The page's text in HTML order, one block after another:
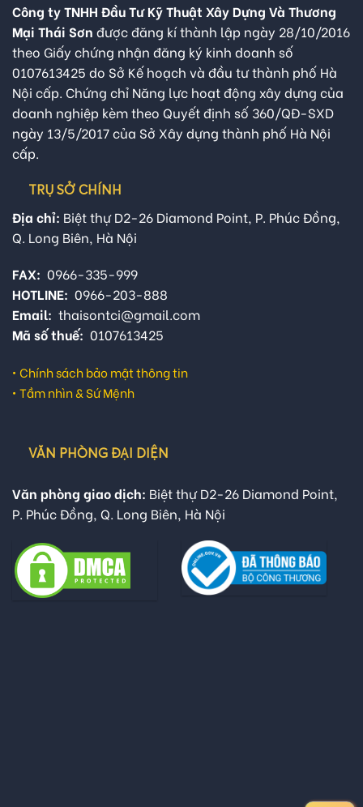
Công ty TNHH Đầu Tư Kỹ Thuật Xây Dựng Và Thương
Mại Thái Sơn được đăng kí thành lập ngày 28/10/2016
theo Giấy chứng nhận đăng ký kinh doanh số
0107613425 do Sở Kế hoạch và đầu tư thành phố Hà
Nội cấp. Chứng chỉ Năng lực hoạt động xây dựng của
doanh nghiệp kèm theo Quyết định số 360/QĐ-SXD
ngày 13/5/2017 của Sở Xây dựng thành phố Hà Nội
cấp.
TRỤ SỞ CHÍNH
Địa chỉ: Biệt thự D2-26 Diamond Point, P. Phúc Đồng,
Q. Long Biên, Hà Nội
FAX: 0966-335-999
HOTLINE: 0966-203-888
Email: thaisontci@gmail.com
Mã số thuế: 0107613425
• Chính sách bảo mật thông tin
• Tầm nhìn & Sứ Mệnh
VĂN PHÒNG ĐẠI DIỆN
Văn phòng giao dịch: Biệt thự D2-26 Diamond Point,
P. Phúc Đồng, Q. Long Biên, Hà Nội